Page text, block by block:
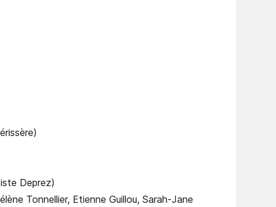
Deprez)
Tonnellier, Etienne Guillou, Sarah-Jane